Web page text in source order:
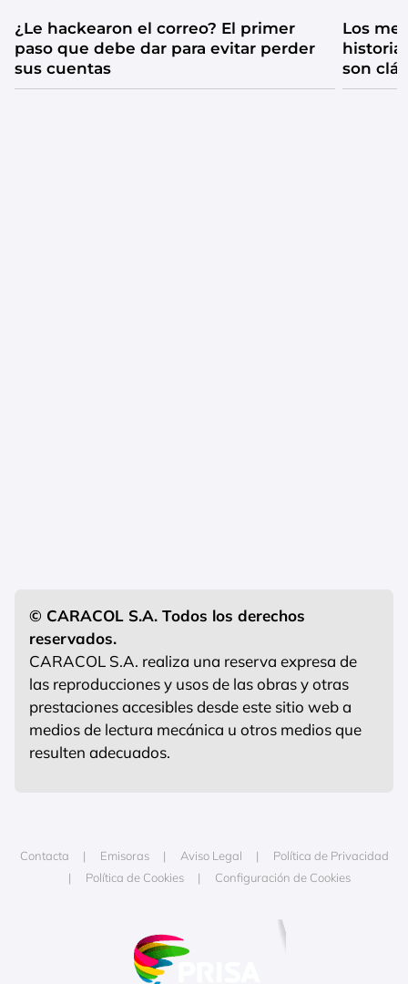
¿Le hackearon el correo? El primer
paso que debe dar para evitar perder
sus cuentas
Los
historia
son
© CARACOL S.A. Todos los derechos
reservados.
CARACOL S.A. realiza una reserva expresa de
las reproducciones y usos de las obras y otras
prestaciones accesibles desde este sitio web a
medios de lectura mecánica u otros medios que
resulten adecuados.
Contacta Emisoras Aviso Legal
Política de Privacidad
Política de Cookies
Configuración de Cookies